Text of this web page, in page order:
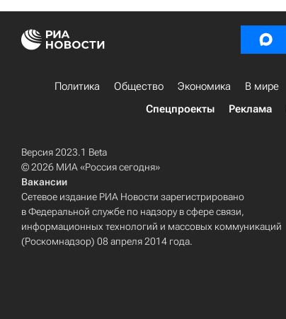
Политика Общество Экономика В мире
Спецпроекты
Реклама
Версия 2023.1 Beta
© 2026 МИА «Россия сегодня»
Вакансии
Сетевое издание РИА Новости зарегистрировано
в Федеральной службе по надзору в сфере связи,
информационных технологий и массовых коммуникаций
(Роскомнадзор) 08 апреля 2014 года.